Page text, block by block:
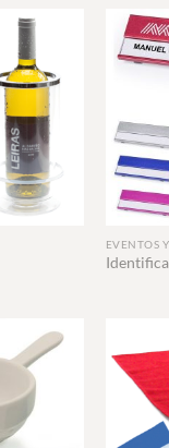
EVENTOS